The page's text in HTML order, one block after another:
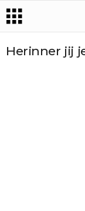
Herinner jij